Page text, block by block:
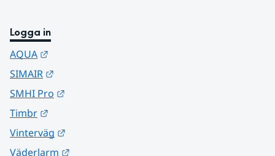
Logga in
AQUA
SIMAIR
SMHI Pro
Timbr
Vinterväg
Väderlarm